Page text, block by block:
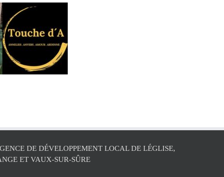
DE DÉVELOPPEMENT LOCAL DE LÉGLISE,
ET VAUX-SUR-SÛRE